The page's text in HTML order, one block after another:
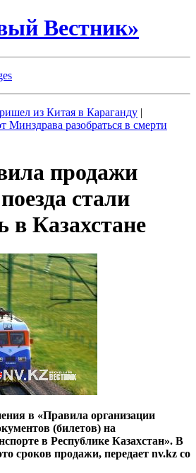
Вестник»
из Китая в Караганду |
Минздрава разобраться в смерти
продажи
стали
в Казахстане
в «Правила организации
(билетов) на
в Республике Казахстан». В
сроков продажи, передает nv.kz со